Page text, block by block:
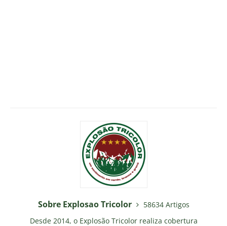
Sobre Explosao Tricolor
58634 Artigos
Desde 2014, o Explosão Tricolor realiza cobertura